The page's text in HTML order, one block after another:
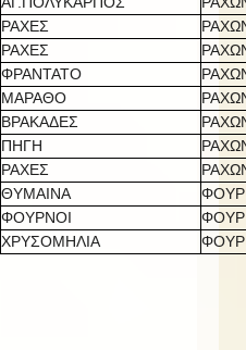
ΡΑΧΕΣ
ΡΑΧΕΣ
ΦΡΑΝΤΑΤΟ
ΜΑΡΑΘΟ
ΒΡΑΚΑΔΕΣ
ΠΗΓΗ
ΡΑΧΕΣ
ΘΥΜΑΙΝΑ
ΦΟΥΡΝΟΙ
ΧΡΥΣΟΜΗΛΙΑ